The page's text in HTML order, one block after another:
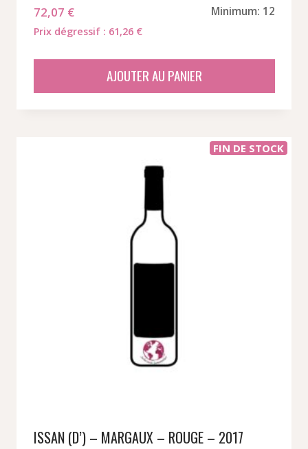
72,07 € Minimum: 12
Prix dégressif : 61,26 €
AJOUTER AU PANIER
FIN DE STOCK
ISSAN (D’) – MARGAUX – ROUGE – 2017